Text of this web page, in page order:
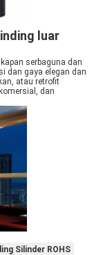
luar
serbaguna dan
dan gaya elegan dan
atau retrofit
dan
Silinder ROHS